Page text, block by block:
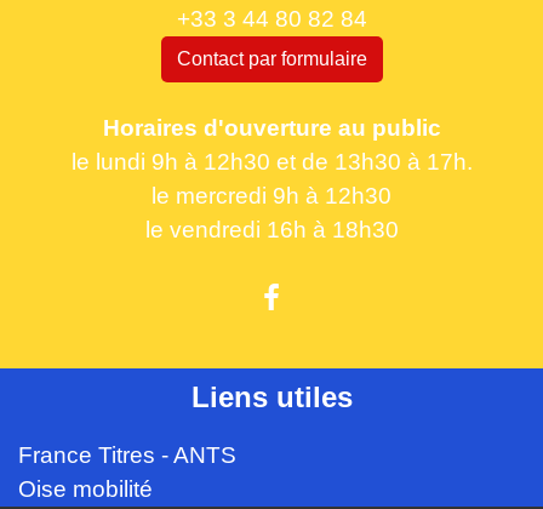
+33 3 44 80 82 84
Contact par formulaire
Horaires d'ouverture au public
le lundi 9h à 12h30 et de 13h30 à 17h.
le mercredi 9h à 12h30
le vendredi 16h à 18h30
Liens utiles
France Titres - ANTS
Oise mobilité